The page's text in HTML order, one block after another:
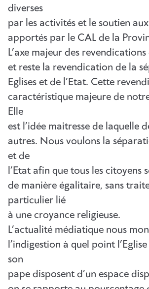
diverses
par les activités et le soutien
apportés par le CAL de la
L’axe majeur des
et reste la revendication de la
Eglises et de l’Etat. Cette
caractéristique majeure de
Elle
est l’idée maitresse de laquelle
autres. Nous voulons la
et de
l’Etat afin que tous les citoyens
de manière égalitaire, sans
particulier lié
à une croyance religieuse.
L’actualité médiatique nous
l’indigestion à quel point
son
pape disposent d’un espace